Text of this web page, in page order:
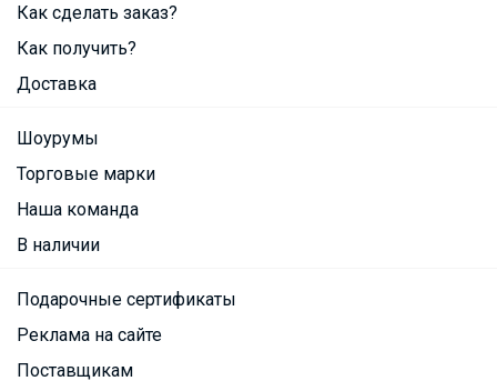
Как сделать заказ?
Как получить?
Доставка
Шоурумы
Торговые марки
Наша команда
В наличии
Подарочные сертификаты
Реклама на сайте
Поставщикам